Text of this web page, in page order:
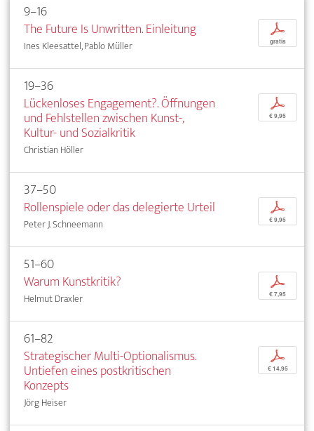
9–16
The Future Is Unwritten. Einleitung
Ines Kleesattel, Pablo Müller
p
gratis
19–36
Lückenloses Engagement?. Öffnungen
und Fehlstellen zwischen Kunst-,
Kultur- und Sozialkritik
Christian Höller
p
€ 9,95
37–50
Rollenspiele oder das delegierte Urteil
Peter J. Schneemann
p
€ 9,95
51–60
Warum Kunstkritik?
Helmut Draxler
p
€ 7,95
61–82
Strategischer Multi-Optionalismus.
Untiefen eines postkritischen
Konzepts
Jörg Heiser
p
€ 14,95